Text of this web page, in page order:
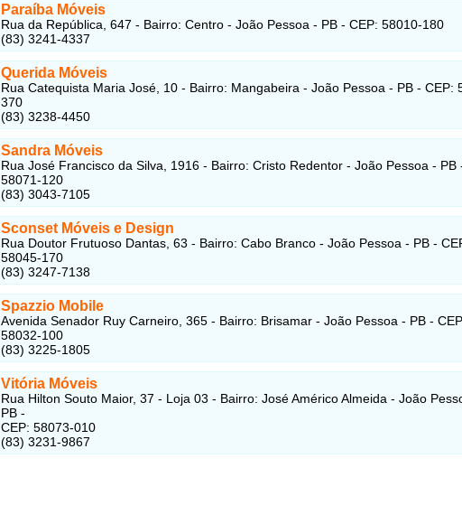
Paraíba Móveis
Rua da República, 647 - Bairro: Centro - João Pessoa - PB - CEP: 58010-180
(83) 3241-4337
Querida Móveis
Rua Catequista Maria José, 10 - Bairro: Mangabeira - João Pessoa - PB - CEP:
370
(83) 3238-4450
Sandra Móveis
Rua José Francisco da Silva, 1916 - Bairro: Cristo Redentor - João Pessoa - PB
58071-120
(83) 3043-7105
Sconset Móveis e Design
Rua Doutor Frutuoso Dantas, 63 - Bairro: Cabo Branco - João Pessoa - PB -
58045-170
(83) 3247-7138
Spazzio Mobile
Avenida Senador Ruy Carneiro, 365 - Bairro: Brisamar - João Pessoa - PB -
58032-100
(83) 3225-1805
Vitória Móveis
Rua Hilton Souto Maior, 37 - Loja 03 - Bairro: José Américo Almeida - João
PB -
CEP: 58073-010
(83) 3231-9867